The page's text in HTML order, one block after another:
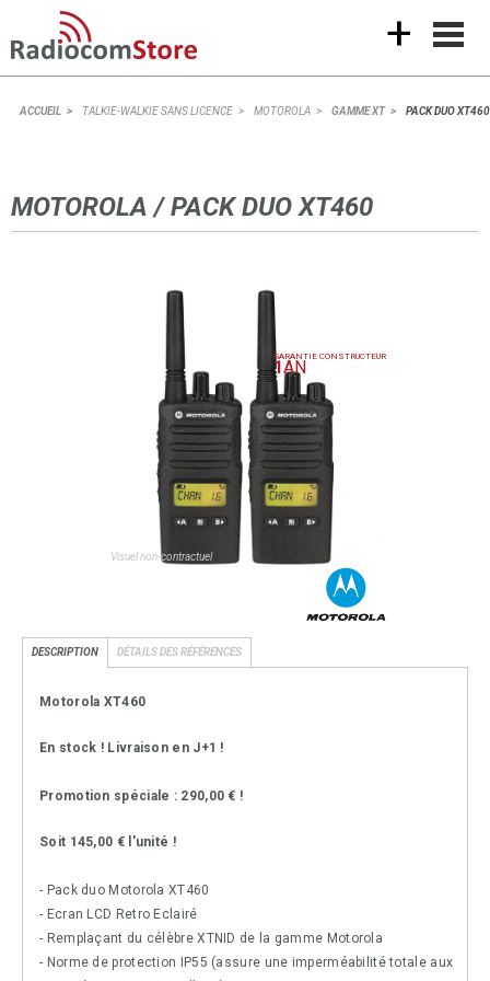
+
ACCUEIL TALKIE-WALKIE SANS LICENCE MOTOROLA GAMME XT PACK DUO XT460
MOTOROLA / PACK DUO XT460
GARANTIE CONSTRUCTEUR
1AN
Visuel non-contractuel
DESCRIPTION DÉTAILS DES RÉFÉRENCES
Motorola XT460
En stock ! Livraison en J+1 !
Promotion spéciale : 290,00 € !
Soit 145,00 € l'unité !
- Pack duo Motorola XT460
- Ecran LCD Retro Eclairé
- Remplaçant du célèbre XTNID de la gamme Motorola
- Norme de protection IP55 (assure une imperméabilité totale aux